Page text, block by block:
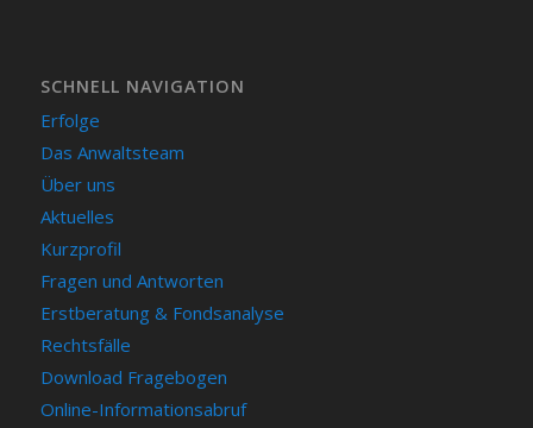
SCHNELL NAVIGATION
Erfolge
Das Anwaltsteam
Über uns
Aktuelles
Kurzprofil
Fragen und Antworten
Erstberatung & Fondsanalyse
Rechtsfälle
Download Fragebogen
Online-Informationsabruf